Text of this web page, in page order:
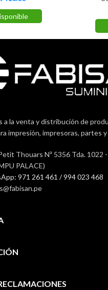
a la venta y distribución de
impresión, impresoras, partes
Thouars Nª 5356 Tda. 1022
PALACE)
971 261 461 / 994 023 468